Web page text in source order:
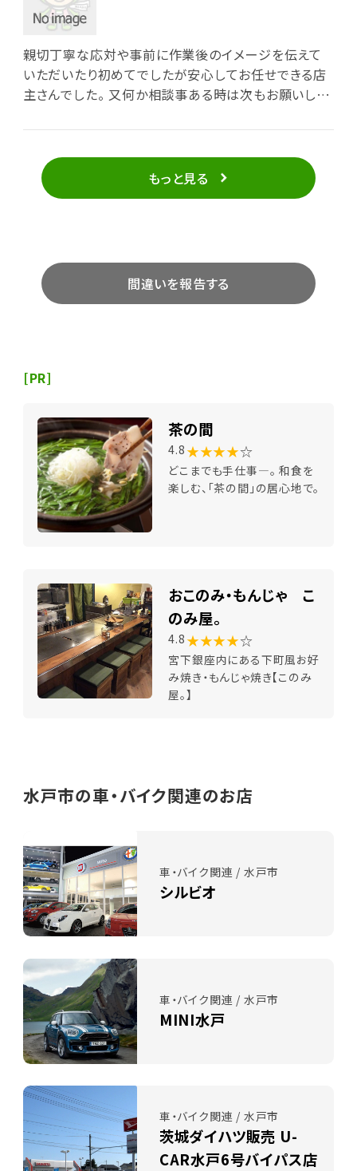
親切丁寧な応対や事前に作業後のイメージを伝えて
いただいたり初めてでしたが安心してお任せできる店
主さんでした。 又何か相談事ある時は次もお願いした
もっと見る
間違いを報告する
[PR]
茶の間
4.8 ★★★★☆
どこまでも手仕事―。 和食を
楽しむ、「茶の間」の居心地で。
おこのみ・もんじゃ こ
のみ屋。
4.8 ★★★★☆
宮下銀座内にある下町風お好
み焼き・もんじゃ焼き【このみ
屋。】
水戸市の車・バイク関連のお店
車・バイク関連 / 水戸市
シルビオ
車・バイク関連 / 水戸市
MINI水戸
車・バイク関連 / 水戸市
茨城ダイハツ販売 U-
CAR水戸6号バイパス店